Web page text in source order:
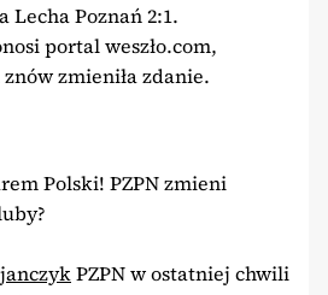
Lecha Poznań 2:1.
portal weszło.com,
zmieniła zdanie.
Polski! PZPN zmieni
PZPN w ostatniej chwili